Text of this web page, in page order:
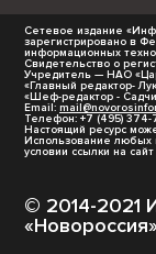
Сетевое издание
зарегистрировано в
информационных
Свидетельство о
Учредитель — НАО
«Главный редактор-
«Шеф-редактор -
Email:
Телефон: +7 (495) 374-
Настоящий ресурс
Использование любых
условии ссылки на сайт
© 2014-2021